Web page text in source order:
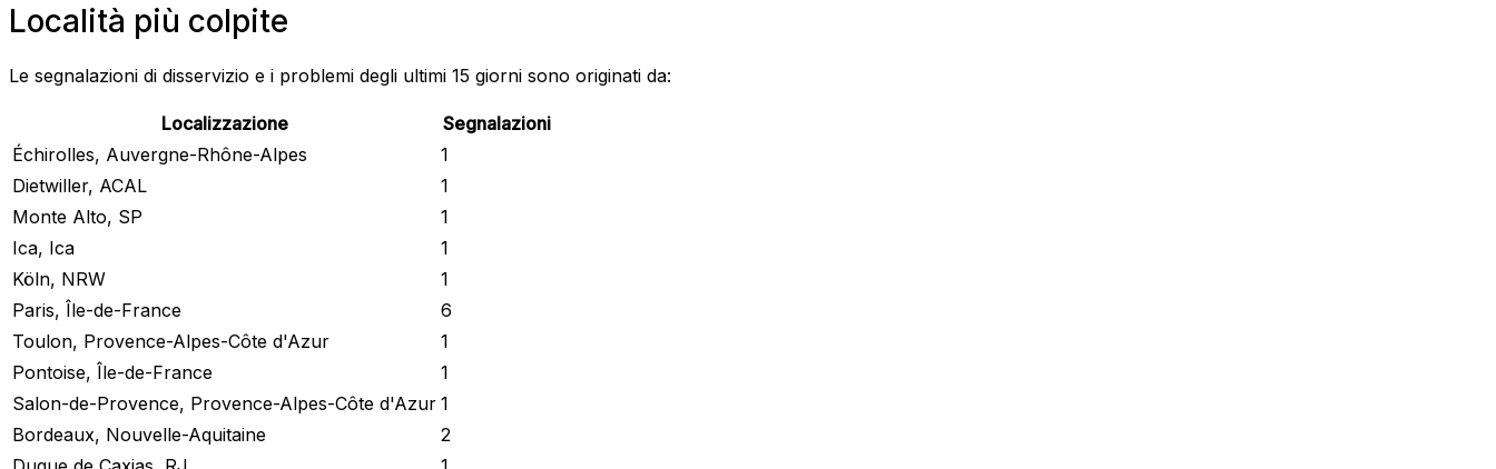
Località più colpite
Le segnalazioni di disservizio e i problemi degli ultimi 15 giorni sono originati da:
Localizzazione
Segnalazioni
Échirolles, Auvergne-Rhône-Alpes
1
Dietwiller, ACAL
1
Monte Alto, SP
1
Ica, Ica
1
Köln, NRW
1
Paris, Île-de-France
6
Toulon, Provence-Alpes-Côte d'Azur
1
Pontoise, Île-de-France
1
Salon-de-Provence, Provence-Alpes-Côte d'Azur 1
Bordeaux, Nouvelle-Aquitaine
2